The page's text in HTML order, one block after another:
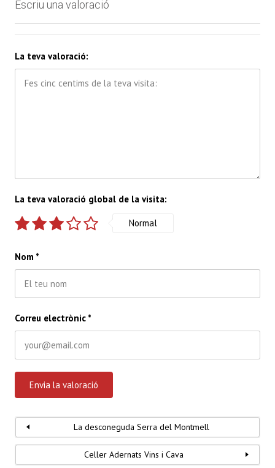
Escriu una valoració
La teva valoració:
Nom *
Correu electrònic *
La teva valoració global de la visita:
Normal
La desconeguda Serra del Montmell
Celler Adernats Vins i Cava